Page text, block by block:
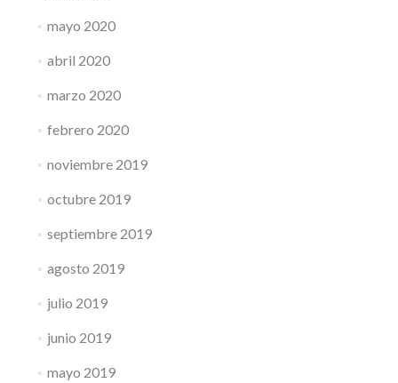
mayo 2020
abril 2020
marzo 2020
febrero 2020
noviembre 2019
octubre 2019
septiembre 2019
agosto 2019
julio 2019
junio 2019
mayo 2019